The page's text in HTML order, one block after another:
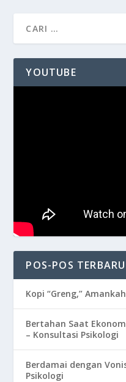
YOUTUBE
POS-POS TERBARU
Kopi “Greng,”
Bertahan Saat
– Konsultasi Psikologi
Berdamai dengan
Psikologi